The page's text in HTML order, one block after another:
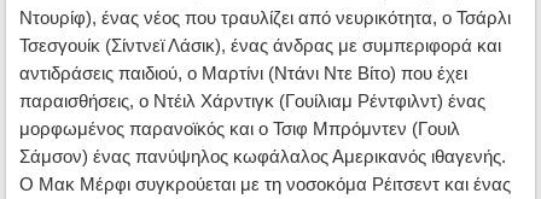
Ντουρίφ), ένας νέος που τραυλίζει από νευρικότητα, ο Τσάρλι
Τσεσγουίκ (Σίντνεϊ Λάσικ), ένας άνδρας με συμπεριφορά και
αντιδράσεις παιδιού, ο Μαρτίνι (Ντάνι Ντε Βίτο) που έχει
παραισθήσεις, ο Ντέιλ Χάρντιγκ (Γουίλιαμ Ρέντφιλντ) ένας
μορφωμένος παρανοϊκός και ο Τσιφ Μπρόμντεν (Γουιλ
Σάμσον) ένας πανύψηλος κωφάλαλος Αμερικανός ιθαγενής.
Ο Μακ Μέρφι συγκρούεται με τη νοσοκόμα Ρέιτσεντ και ένας